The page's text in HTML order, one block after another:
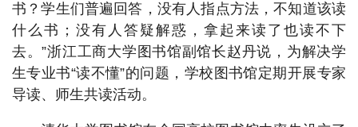
书？学生们普遍回答，没有人指点方法，不知道该读
什么书；没有人答疑解惑，拿起来读了也读不下
去。”浙江工商大学图书馆副馆长赵丹说，为解决学
生专业书“读不懂”的问题，学校图书馆定期开展专家
导读、师生共读活动。